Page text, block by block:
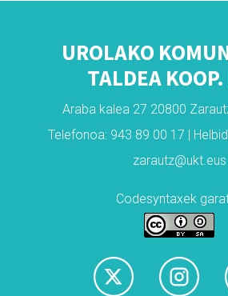
UROLAKO
TALDEA
Araba kalea 27 20800
Telefonoa: 943 89 00 17 |
zarautz@ukt.eus
Codesyntaxek